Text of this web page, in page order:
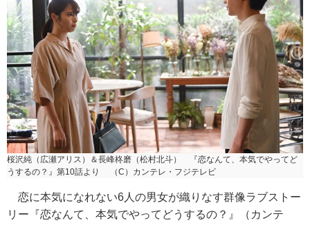
桜沢純（広瀬アリス）＆長峰柊磨（松村北斗） 『恋なんて、本気でやってど
うするの？』第10話より （C）カンテレ・フジテレビ
恋に本気になれない6人の男女が織りなす群像ラブストー
リー『恋なんて、本気でやってどうするの？』（カンテ